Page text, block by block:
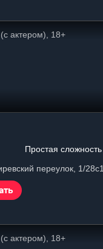
актером), 18+
Простая сложность
переулок, 1/28с1
актером), 18+